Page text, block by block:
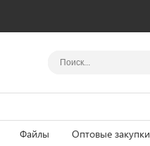
Файлы Оптовые закупки